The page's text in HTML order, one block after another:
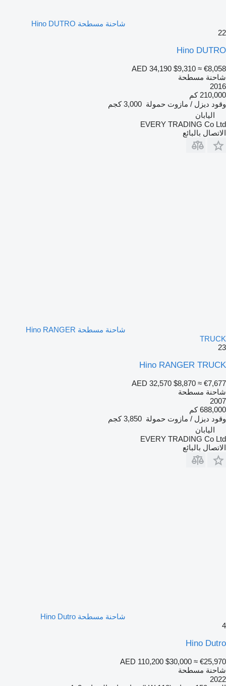
شاحنة مسطحة Hino DUTRO
22
Hino DUTRO
AED 34,190 $9,310 ≈ €8,058
شاحنة مسطحة
2016
210,000 كم
وقود ديزل / مازوت حمولة 3,000 كجم
اليابان
EVERY TRADING Co Ltd
الاتصال بالبائع
شاحنة مسطحة Hino RANGER
TRUCK
23
Hino RANGER TRUCK
AED 32,570 $8,870 ≈ €7,677
شاحنة مسطحة
2007
688,000 كم
وقود ديزل / مازوت حمولة 3,850 كجم
اليابان
EVERY TRADING Co Ltd
الاتصال بالبائع
شاحنة مسطحة Hino Dutro
4
Hino Dutro
AED 110,200 $30,000 ≈ €25,970
شاحنة مسطحة
2022